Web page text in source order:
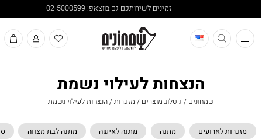
זמינים לשירותכם גם בווצאפ: 02-5000599
תפריט
הנצחות לעילוי נשמת
שמחונים/ קטלוג מוצרים/ מזכרות/הנצחות לעילוי נשמת
מזכרות לארועים מתנה מתנה לאישה מתנה לבת מצווה